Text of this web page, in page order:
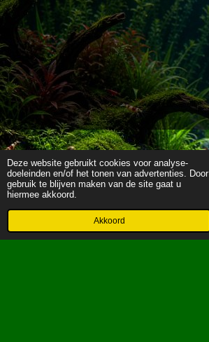
Deze website gebruikt cookies voor analyse-
doeleinden en/of het tonen van advertenties. Door
gebruik te blijven maken van de site gaat u
hiermee akkoord.
Akkoord
Telefoonnummer